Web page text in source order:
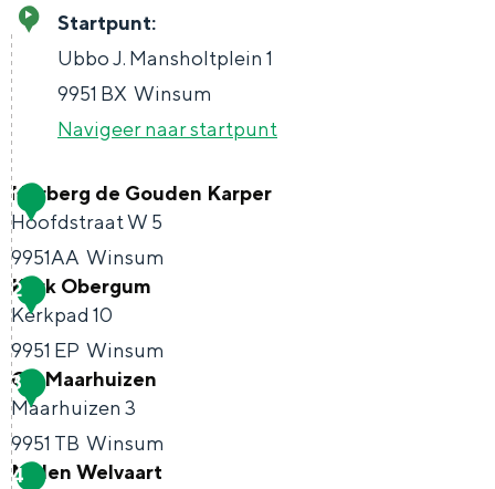
Theater, muziek en musea
Een week in Stad en Ommeland
Een dag op pad in Groningen stad
Startpunt:
Ubbo J. Mansholtplein 1
9951 BX Winsum
Navigeer naar startpunt
1
Herberg de Gouden Karper
Hoofdstraat W 5
9951AA Winsum
H
e
r
b
e
r
2
Kerk Obergum
Kerkpad 10
9951 EP Winsum
K
e
r
3
Op Maarhuizen
Maarhuizen 3
9951 TB Winsum
O
4
Molen Welvaart